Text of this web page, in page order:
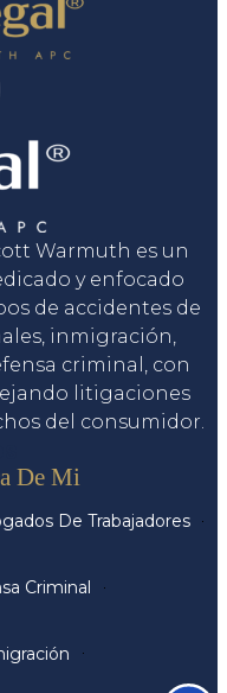
Warmuth es un
y enfocado
de accidentes de
inmigración,
criminal, con
litigaciones
del consumidor.
De Mi
De Trabajadores
Criminal